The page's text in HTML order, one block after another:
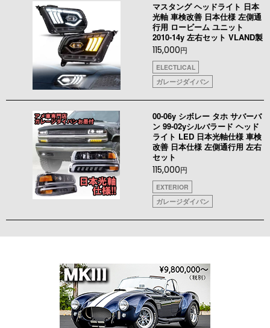
マスタング ヘッドライト 日本
光軸 車検改善 日本仕様 左側通
行用 ロービーム ユニット
2010-14y 左右セット VLAND製
115,000円
ELECTLICAL
ガレージダイバン
00-06y シボレー タホ サバーバ
ン 99-02yシルバラード ヘッド
ライト LED 日本光軸仕様 車検
改善 日本仕様 左側通行用 左右
セット
115,000円
EXTERIOR
ガレージダイバン